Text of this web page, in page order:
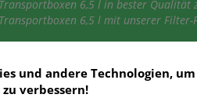
Transportboxen 6,5 l in bester Qualität
Transportboxen 6,5 l mit unserer Filter-
6,5 l
und andere Technologien,
verbessern!